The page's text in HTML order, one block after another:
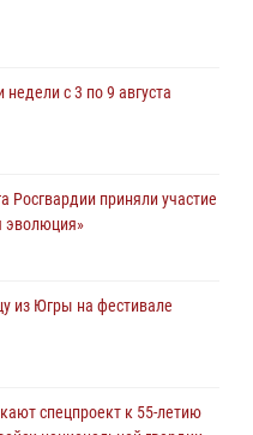
с 3 по 9 августа
Росгвардии приняли участие
эволюция»
из Югры на фестивале
спецпроект к 55-летию